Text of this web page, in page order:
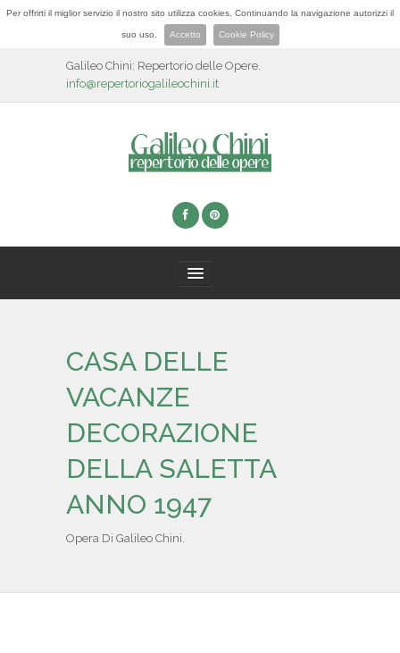
Per offrirti il miglior servizio il nostro sito utilizza cookies. Continuando la navigazione autorizzi il
suo uso. Accetto Cookie Policy
Galileo Chini: Repertorio delle Opere.
info@repertoriogalileochini.it
BIOGRAFIA
COLLABORATORI
PARTNER
CASA DELLE
VACANZE
DECORAZIONE
DELLA SALETTA
ANNO 1947
Opera Di Galileo Chini.